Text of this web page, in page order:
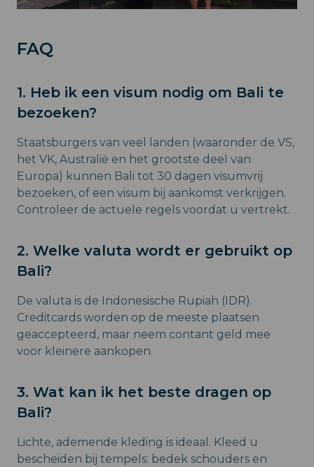
FAQ
1. Heb ik een visum nodig om Bali te
bezoeken?
Staatsburgers van veel landen (waaronder de VS,
het VK, Australië en het grootste deel van
Europa) kunnen Bali tot 30 dagen visumvrij
bezoeken, of een visum bij aankomst verkrijgen.
Controleer de actuele regels voordat u vertrekt.
2. Welke valuta wordt er gebruikt op
Bali?
De valuta is de Indonesische Rupiah (IDR).
Creditcards worden op de meeste plaatsen
geaccepteerd, maar neem contant geld mee
voor kleinere aankopen.
3. Wat kan ik het beste dragen op
Bali?
Lichte, ademende kleding is ideaal. Kleed u
bescheiden bij tempels: bedek schouders en